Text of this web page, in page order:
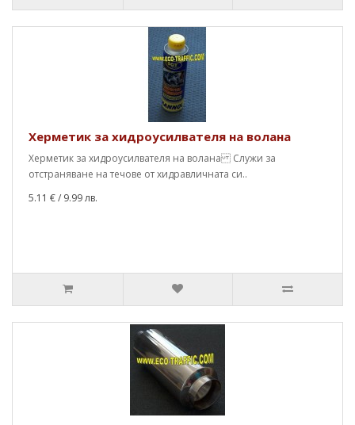
Херметик за хидроусилвателя на волана
Херметик за хидроусилвателя на волана Служи за
отстраняване на течове от хидравличната си..
5.11 €/ 9.99 лв.